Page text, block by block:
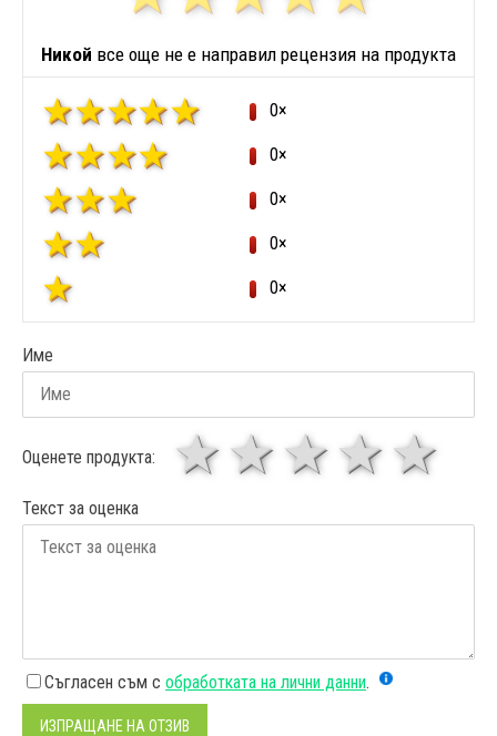
Никой все още не е направил рецензия на продукта
0×
0×
0×
0×
0×
Име
Оценете продукта: 4
3
звезди
1 звезда
Текст за оценка
Съгласен съм с обработката на лични данни.
ИЗПРАЩАНЕ НА ОТЗИВ